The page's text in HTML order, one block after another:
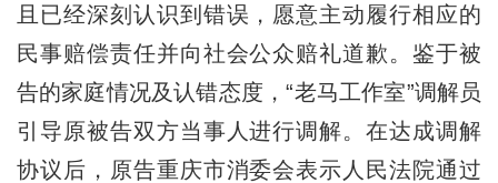
且已经深刻认识到错误，愿意主动履行相应的
民事赔偿责任并向社会公众赔礼道歉。鉴于被
告的家庭情况及认错态度，“老马工作室”调解员
引导原被告双方当事人进行调解。在达成调解
协议后，原告重庆市消委会表示人民法院通过